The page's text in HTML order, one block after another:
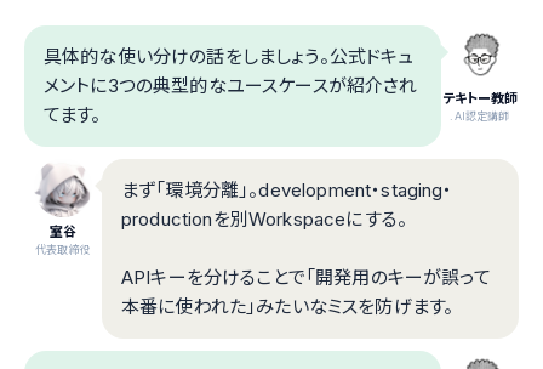
テキトー教師
.AI認定講師
具体的な使い分けの話をしましょう。公式ドキュ
メントに3つの典型的なユースケースが紹介され
てます。
室谷
代表取締役
まず「環境分離」。development・staging・
productionを別Workspaceにする。
APIキーを分けることで「開発用のキーが誤って
本番に使われた」みたいなミスを防げます。